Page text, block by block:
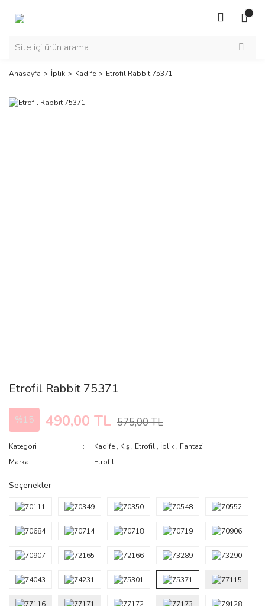
Anasayfa İplik Kadife Etrofil Rabbit 75371
Etrofil Rabbit 75371
%15 490,00 TL 575,00 TL
Kategori Kadife , Kış , Etrofil, İplik , Fantazi
Marka
Etrofil
Seçenekler